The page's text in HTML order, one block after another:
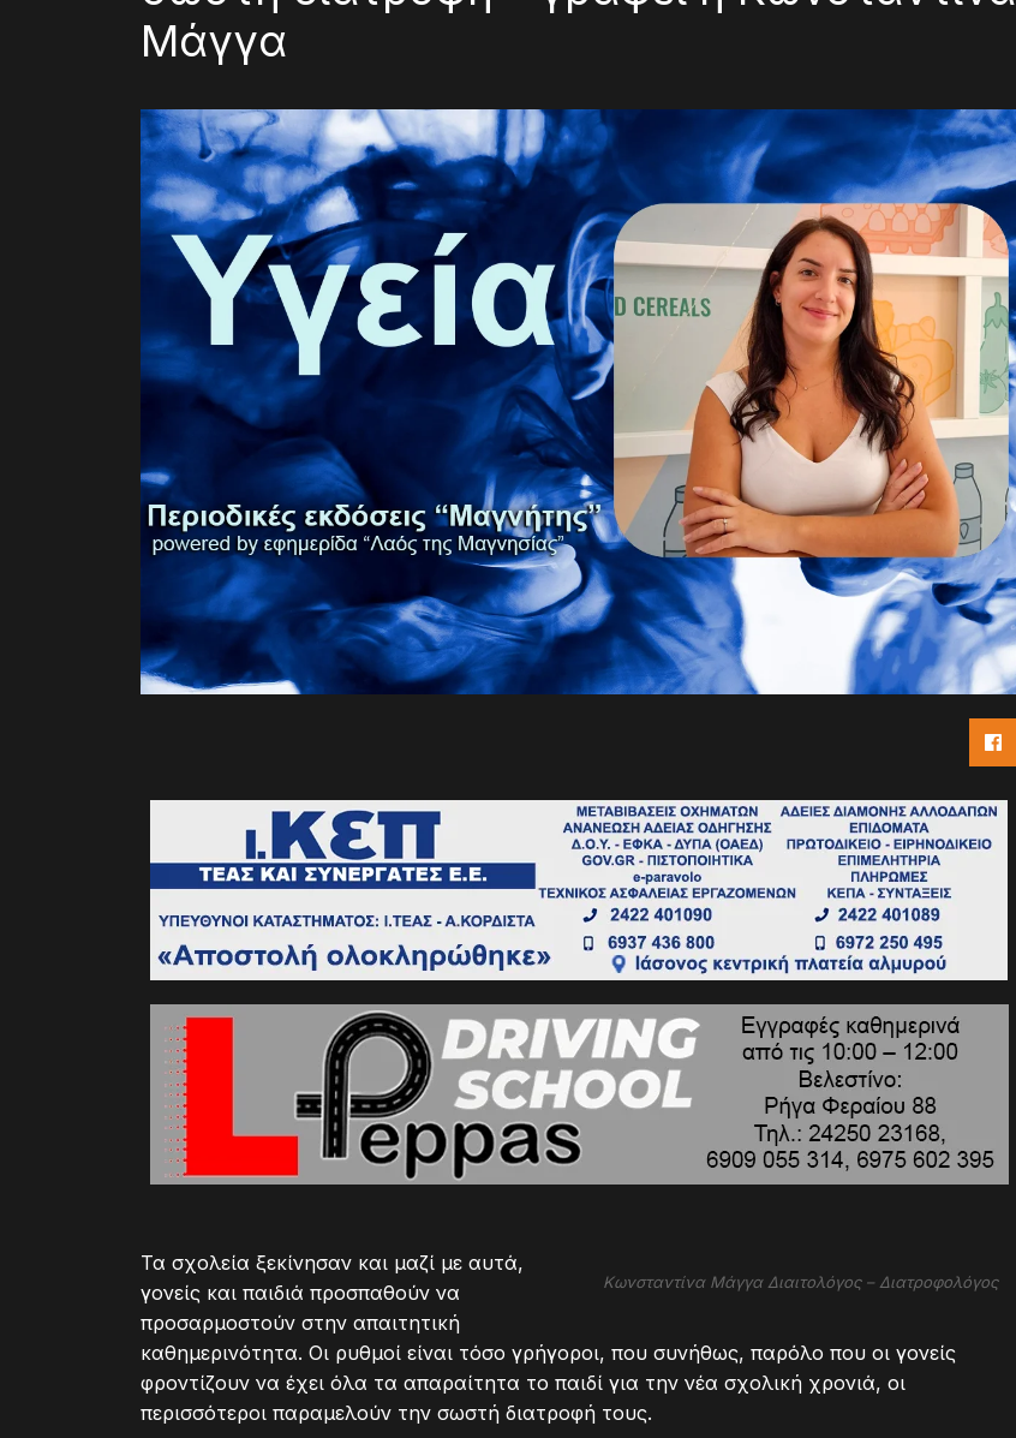
Μάγγα
Κωνσταντίνα Μάγγα Διαιτολόγος – Διατροφολόγος
Τα σχολεία ξεκίνησαν και μαζί με αυτά,
γονείς και παιδιά προσπαθούν να
προσαρμοστούν στην απαιτητική
καθημερινότητα. Οι ρυθμοί είναι τόσο γρήγοροι, που συνήθως, παρόλο που οι γονείς
φροντίζουν να έχει όλα τα απαραίτητα το παιδί για την νέα σχολική χρονιά, οι
περισσότεροι παραμελούν την σωστή διατροφή τους.